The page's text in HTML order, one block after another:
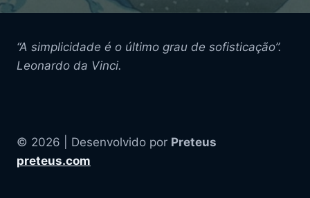
“A simplicidade é o último grau de sofisticação”.
Leonardo da Vinci.
© 2026 | Desenvolvido por Preteus
preteus.com